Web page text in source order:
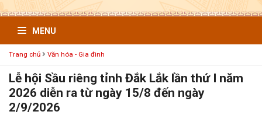
MENU
Trang chủ Văn hóa - Gia đình
Lễ hội Sầu riêng tỉnh Đắk Lắk lần thứ I năm
2026 diễn ra từ ngày 15/8 đến ngày
2/9/2026